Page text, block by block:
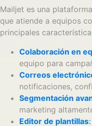
Mailjet es una
que atiende a equipos
principales
Colaboración en
equipo para
Correos
notificaciones,
Segmentación
marketing
Editor de plantillas: